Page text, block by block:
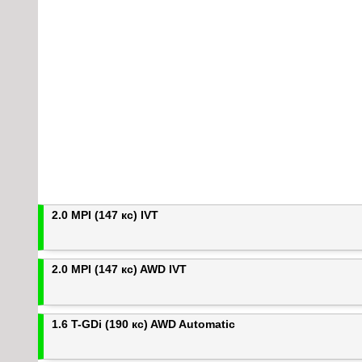
2.0 MPI (147 кс) IVT
2.0 MPI (147 кс) AWD IVT
1.6 T-GDi (190 кс) AWD Automatic